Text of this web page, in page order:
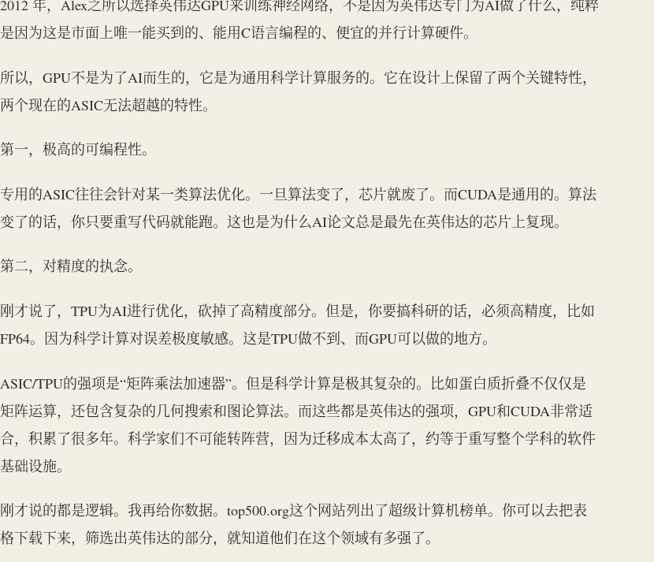
2012 年，Alex之所以选择英伟达GPU来训练神经网络，不是因为英伟达专门为AI做了什么，纯粹
是因为这是市面上唯一能买到的、能用C语言编程的、便宜的并行计算硬件。
所以，GPU不是为了AI而生的，它是为通用科学计算服务的。它在设计上保留了两个关键特性，
两个现在的ASIC无法超越的特性。
第一，极高的可编程性。
专用的ASIC往往会针对某一类算法优化。一旦算法变了，芯片就废了。而CUDA是通用的。算法
变了的话，你只要重写代码就能跑。这也是为什么AI论文总是最先在英伟达的芯片上复现。
第二，对精度的执念。
刚才说了，TPU为AI进行优化，砍掉了高精度部分。但是，你要搞科研的话，必须高精度，比如
FP64。因为科学计算对误差极度敏感。这是TPU做不到、而GPU可以做的地方。
ASIC/TPU的强项是“矩阵乘法加速器”。但是科学计算是极其复杂的。比如蛋白质折叠不仅仅是
矩阵运算，还包含复杂的几何搜索和图论算法。而这些都是英伟达的强项，GPU和CUDA非常适
合，积累了很多年。科学家们不可能转阵营，因为迁移成本太高了，约等于重写整个学科的软件
基础设施。
刚才说的都是逻辑。我再给你数据。top500.org这个网站列出了超级计算机榜单。你可以去把表
格下载下来，筛选出英伟达的部分，就知道他们在这个领域有多强了。